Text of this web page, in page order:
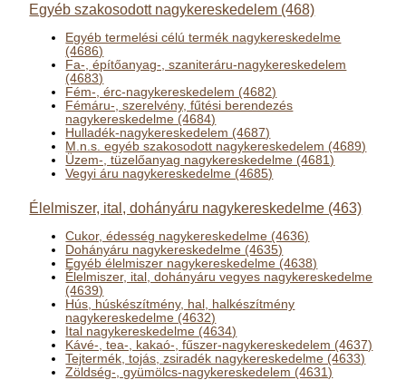
Egyéb szakosodott nagykereskedelem (468)
Egyéb termelési célú termék nagykereskedelme
(4686)
Fa-, építőanyag-, szaniteráru-nagykereskedelem
(4683)
Fém-, érc-nagykereskedelem (4682)
Fémáru-, szerelvény, fűtési berendezés
nagykereskedelme (4684)
Hulladék-nagykereskedelem (4687)
M.n.s. egyéb szakosodott nagykereskedelem (4689)
Üzem-, tüzelőanyag nagykereskedelme (4681)
Vegyi áru nagykereskedelme (4685)
Élelmiszer, ital, dohányáru nagykereskedelme (463)
Cukor, édesség nagykereskedelme (4636)
Dohányáru nagykereskedelme (4635)
Egyéb élelmiszer nagykereskedelme (4638)
Élelmiszer, ital, dohányáru vegyes nagykereskedelme
(4639)
Hús, húskészítmény, hal, halkészítmény
nagykereskedelme (4632)
Ital nagykereskedelme (4634)
Kávé-, tea-, kakaó-, fűszer-nagykereskedelem (4637)
Tejtermék, tojás, zsiradék nagykereskedelme (4633)
Zöldség-, gyümölcs-nagykereskedelem (4631)